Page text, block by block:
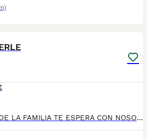
UN MIEMBRO MAS DE LA FAMILIA TE ESPERA CON NOSOTROS , chihuahuas preciosos, machos y hembras disponibles , se entregan con todo al dia respecto a documentación y condiciones sanitarias , tanto así que hacemos entregas totalmente personalizadas y sin un euro por adelantado , obtenerse personas no aptas para tener perros , solo personas responsables. hacemos entregas a toda ESPAÑA . mas info 670864332